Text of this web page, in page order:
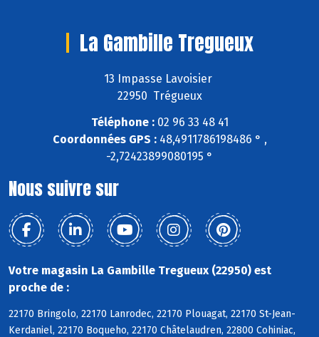
La Gambille Tregueux
13 Impasse Lavoisier
22950 Trégueux
Téléphone :02 96 33 48 41
Coordonnées GPS :48,4911786198486 ° ,
-2,72423899080195 °
Nous suivre sur
Votre magasin La Gambille Tregueux (22950) est
proche de :
22170 Bringolo, 22170 Lanrodec, 22170 Plouagat, 22170 St-Jean-
Kerdaniel, 22170 Boqueho, 22170 Châtelaudren, 22800 Cohiniac,